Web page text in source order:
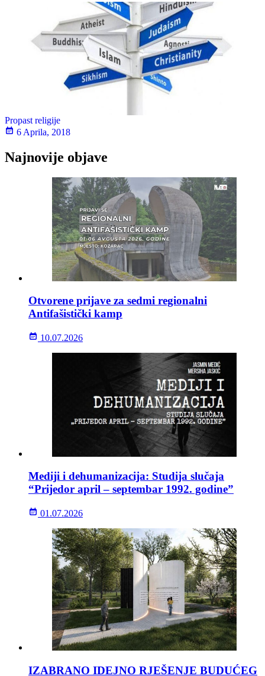
Propast religije
6 Aprila, 2018
Najnovije objave
Otvorene prijave za sedmi regionalni
Antifašistički kamp
10.07.2026
Mediji i dehumanizacija: Studija slučaja
“Prijedor april – septembar 1992. godine”
01.07.2026
IZABRANO IDEJNO RJEŠENJE BUDUĆEG